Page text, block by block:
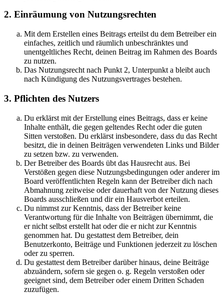
2. Einräumung von Nutzungsrechten
Mit dem Erstellen eines Beitrags erteilst du dem Betreiber ein
einfaches, zeitlich und räumlich unbeschränktes und
unentgeltliches Recht, deinen Beitrag im Rahmen des Boards
zu nutzen.
Das Nutzungsrecht nach Punkt 2, Unterpunkt a bleibt auch
nach Kündigung des Nutzungsvertrages bestehen.
3. Pflichten des Nutzers
Du erklärst mit der Erstellung eines Beitrags, dass er keine
Inhalte enthält, die gegen geltendes Recht oder die guten
Sitten verstoßen. Du erklärst insbesondere, dass du das Recht
besitzt, die in deinen Beiträgen verwendeten Links und Bilder
zu setzen bzw. zu verwenden.
Der Betreiber des Boards übt das Hausrecht aus. Bei
Verstößen gegen diese Nutzungsbedingungen oder anderer im
Board veröffentlichten Regeln kann der Betreiber dich nach
Abmahnung zeitweise oder dauerhaft von der Nutzung dieses
Boards ausschließen und dir ein Hausverbot erteilen.
Du nimmst zur Kenntnis, dass der Betreiber keine
Verantwortung für die Inhalte von Beiträgen übernimmt, die
er nicht selbst erstellt hat oder die er nicht zur Kenntnis
genommen hat. Du gestattest dem Betreiber, dein
Benutzerkonto, Beiträge und Funktionen jederzeit zu löschen
oder zu sperren.
Du gestattest dem Betreiber darüber hinaus, deine Beiträge
abzuändern, sofern sie gegen o. g. Regeln verstoßen oder
geeignet sind, dem Betreiber oder einem Dritten Schaden
zuzufügen.